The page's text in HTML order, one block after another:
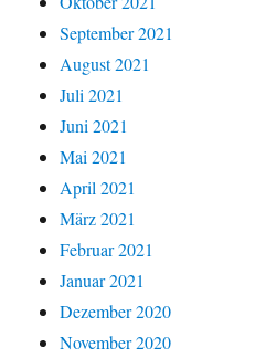
September 2021
August 2021
Juli 2021
Juni 2021
Mai 2021
April 2021
März 2021
Februar 2021
Januar 2021
Dezember 2020
November 2020